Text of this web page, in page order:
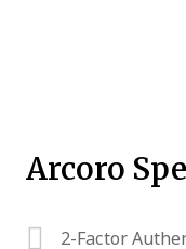
Arcoro
2-Factor